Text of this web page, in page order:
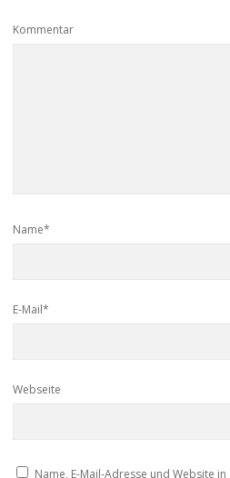
Kommentar
Name*
E-Mail*
Webseite
Name, E-Mail-Adresse und Website